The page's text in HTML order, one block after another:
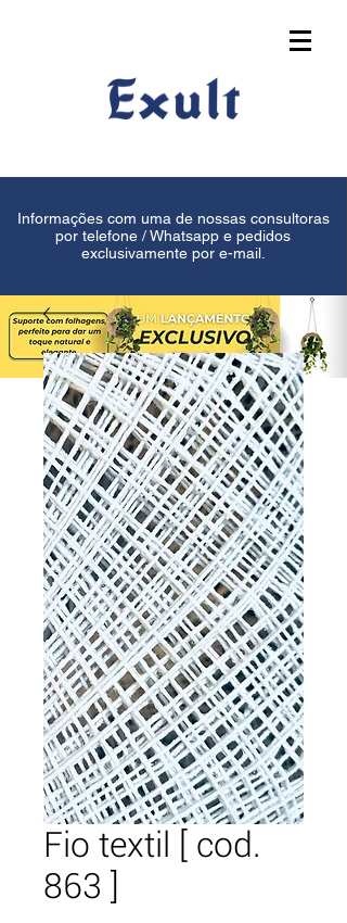
Informações com uma de nossas consultoras
por telefone / Whatsapp e pedidos
exclusivamente por e-mail.
Fio textil [ cod.
863 ]